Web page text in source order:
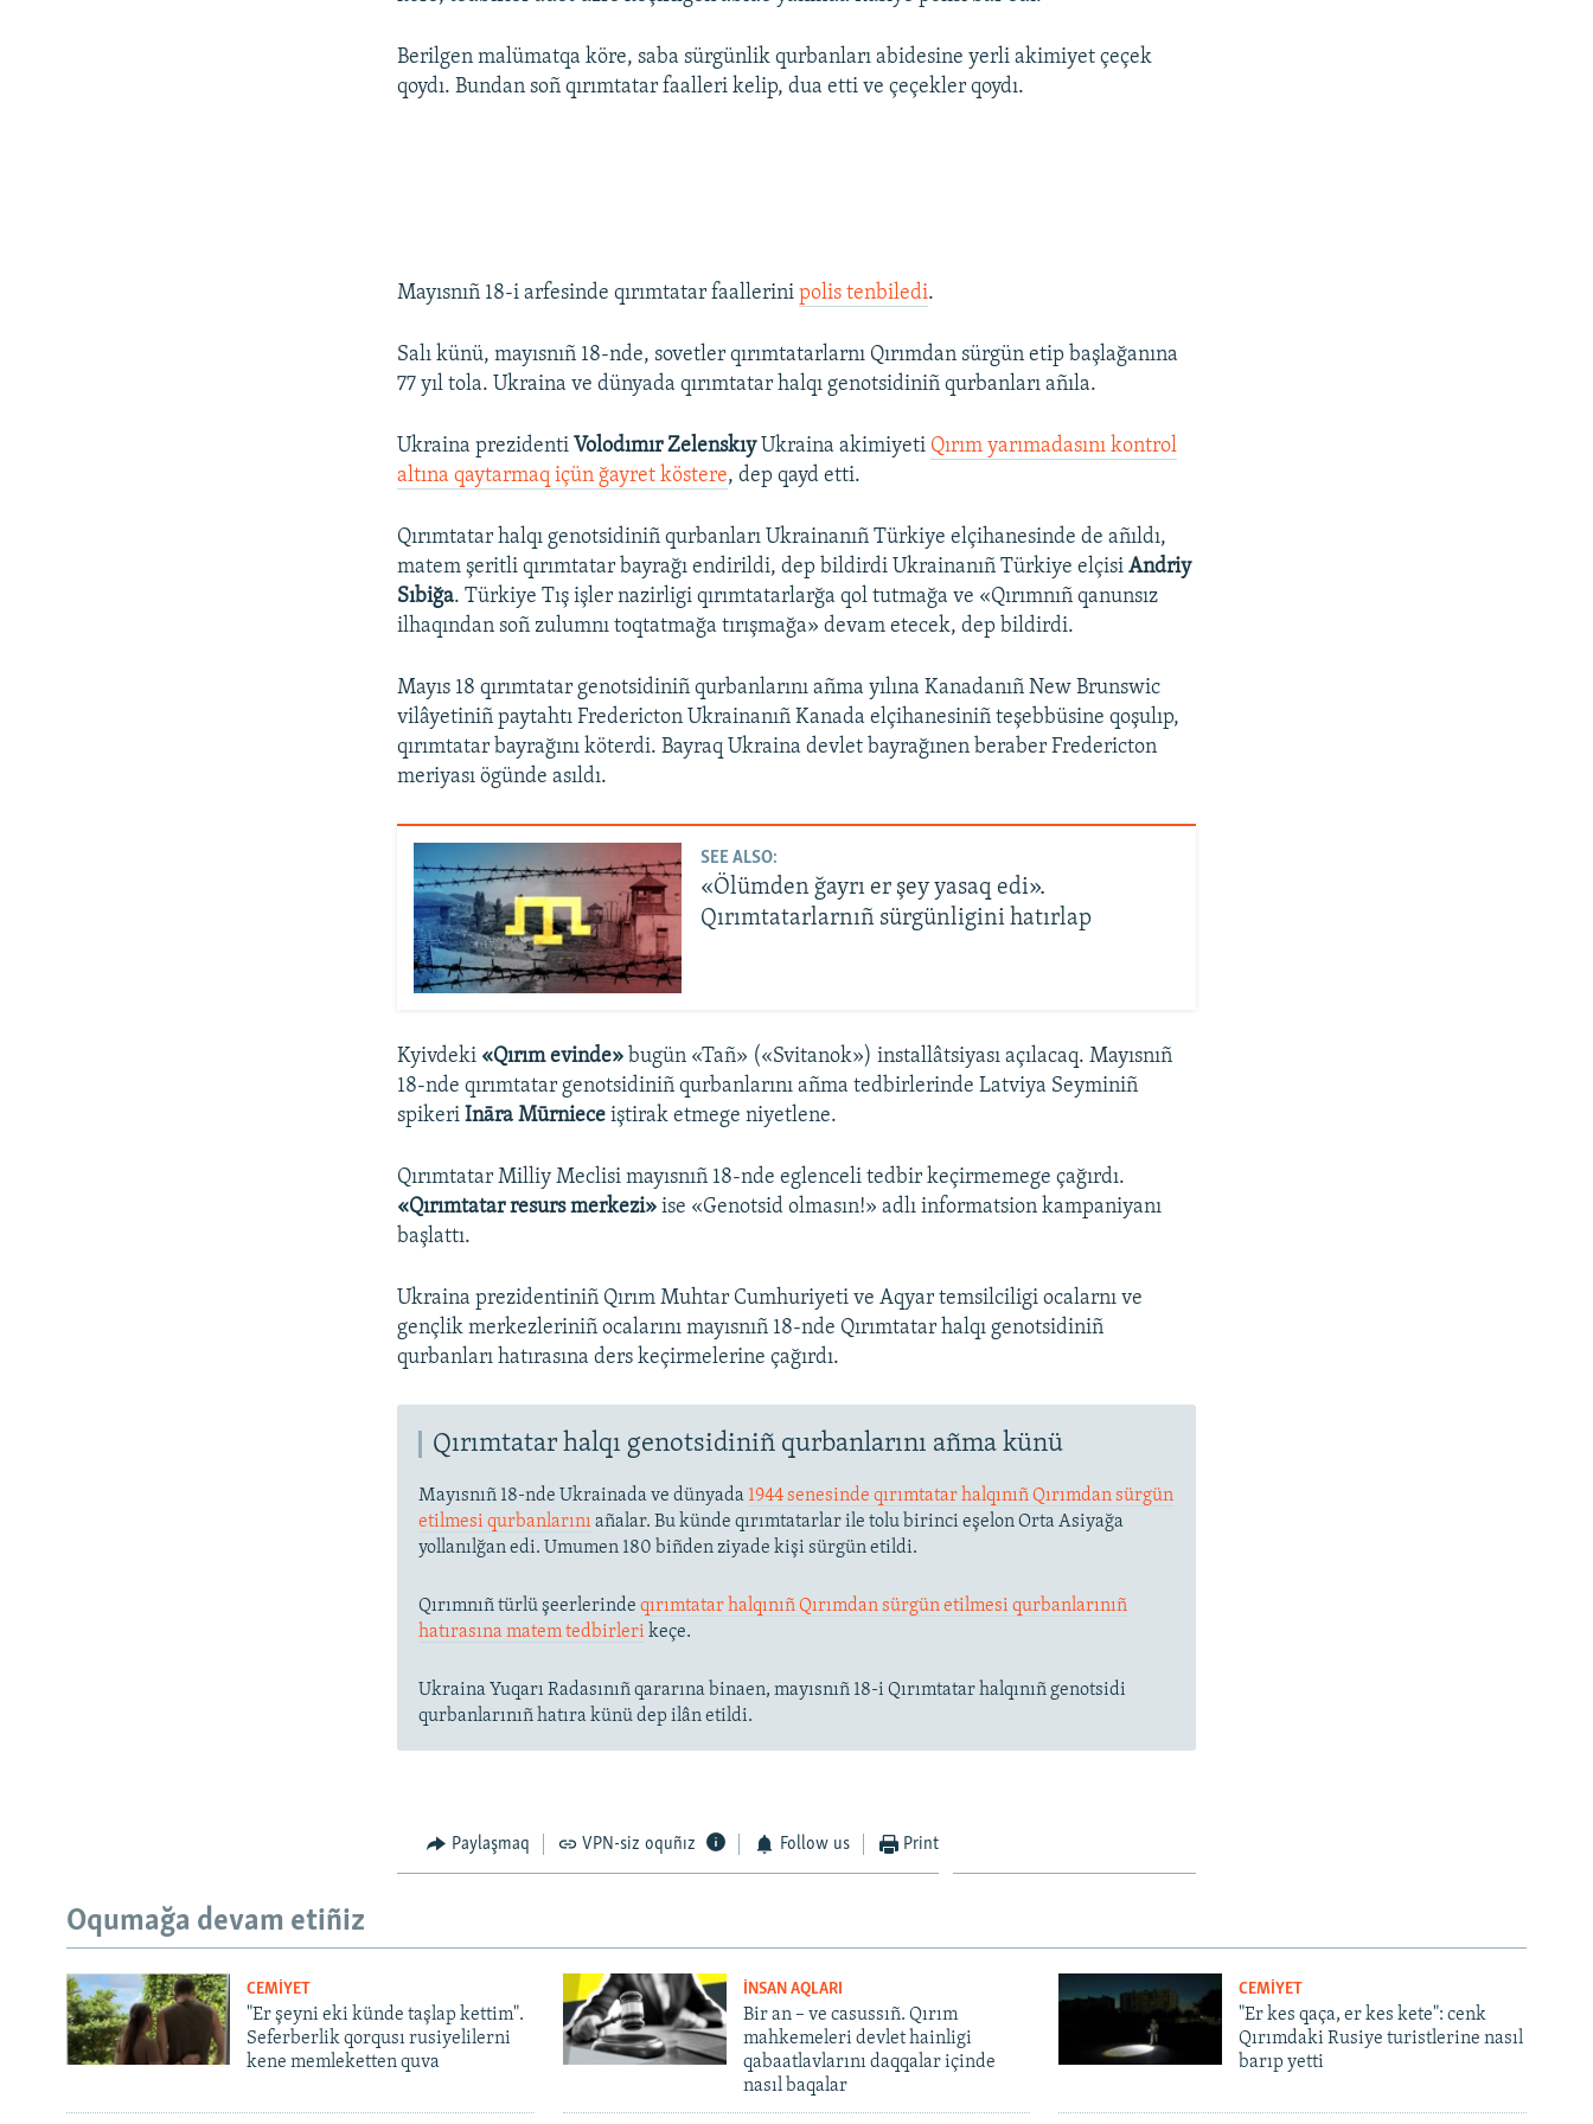
Berilgen malümatqa köre, saba sürgünlik qurbanları abidesine yerli akimiyet çeçek
qoydı. Bundan soñ qırımtatar faalleri kelip, dua etti ve çeçekler qoydı.
Mayısnıñ 18-i arfesinde qırımtatar faallerinipolis tenbiledi.
Salı künü, mayısnıñ 18-nde, sovetler qırımtatarlarnı Qırımdan sürgün etip başlağanına
77 yıl tola. Ukraina ve dünyada qırımtatar halqı genotsidiniñ qurbanları añıla.
Ukraina prezidenti Volodımır Zelenskıy Ukraina akimiyeti Qırım yarımadasını kontrol
altına qaytarmaq içün ğayret köstere, dep qayd etti.
Qırımtatar halqı genotsidiniñ qurbanları Ukrainanıñ Türkiye elçihanesinde de añıldı,
matem şeritli qırımtatar bayrağı endirildi, dep bildirdi Ukrainanıñ Türkiye elçisi Andriy
Sıbiğa. Türkiye Tış işler nazirligi qırımtatarlarğa qol tutmağa ve «Qırımnıñ qanunsız
ilhaqından soñ zulumnı toqtatmağa tırışmağa» devam etecek, dep bildirdi.
Mayıs 18 qırımtatar genotsidiniñ qurbanlarını añma yılına Kanadanıñ New Brunswic
vilâyetiniñ paytahtı Fredericton Ukrainanıñ Kanada elçihanesiniñ teşebbüsine qoşulıp,
qırımtatar bayrağını köterdi. Bayraq Ukraina devlet bayrağınen beraber Fredericton
meriyası ögünde asıldı.
SEE ALSO:
«Ölümden ğayrı er şey yasaq edi».
Qırımtatarlarnıñ sürgünligini hatırlap
Kyivdeki «Qırım evinde» bugün «Tañ» («Svitanok») installâtsiyası açılacaq. Mayısnıñ
18-nde qırımtatar genotsidiniñ qurbanlarını añma tedbirlerinde Latviya Seyminiñ
spikeri Ināra Mūrnieceiştirak etmege niyetlene.
Qırımtatar Milliy Meclisi mayısnıñ 18-nde eglenceli tedbir keçirmemege çağırdı.
«Qırımtatar resurs merkezi» ise «Genotsid olmasın!» adlı informatsion kampaniyanı
başlattı.
Ukraina prezidentiniñ Qırım Muhtar Cumhuriyeti ve Aqyar temsilciligi ocalarnı ve
gençlik merkezleriniñ ocalarını mayısnıñ 18-nde Qırımtatar halqı genotsidiniñ
qurbanları hatırasına ders keçirmelerine çağırdı.
Qırımtatar halqı genotsidiniñ qurbanlarını añma künü
Mayısnıñ 18-nde Ukrainada ve dünyada 1944 senesinde qırımtatar halqınıñ Qırımdan sürgün
etilmesi qurbanlarını añalar. Bu künde qırımtatarlar ile tolu birinci eşelon Orta Asiyağa
yollanılğan edi. Umumen 180 biñden ziyade kişi sürgün etildi.
Qırımnıñ türlü şeerlerindeqırımtatar halqınıñ Qırımdan sürgün etilmesi qurbanlarınıñ
hatırasına matem tedbirleri keçe.
Ukraina Yuqarı Radasınıñ qararına binaen, mayısnıñ 18-i Qırımtatar halqınıñ genotsidi
qurbanlarınıñ hatıra künü dep ilân etildi.
Paylaşmaq VPN-siz oquñız Follow us Print
Oqumağa devam etiñiz
CEMİYET
"Er şeyni eki künde taşlap kettim".
Seferberlik qorqusı rusiyelilerni
kene memleketten quva
İNSAN AQLARI
Bir an – ve casussıñ. Qırım
mahkemeleri devlet hainligi
qabaatlavlarını daqqalar içinde
nasıl baqalar
CEMİYET
"Er kes qaça, er kes kete": cenk
Qırımdaki Rusiye turistlerine nasıl
barıp yetti